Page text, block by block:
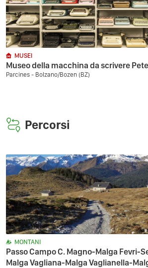
MUSEI
Museo della macchina da scrivere
Parcines - Bolzano/Bozen (BZ)
Percorsi
MONTANI
Passo Campo C. Magno-Malga Fevri-
Malga Vagliana-Malga Vaglianella-